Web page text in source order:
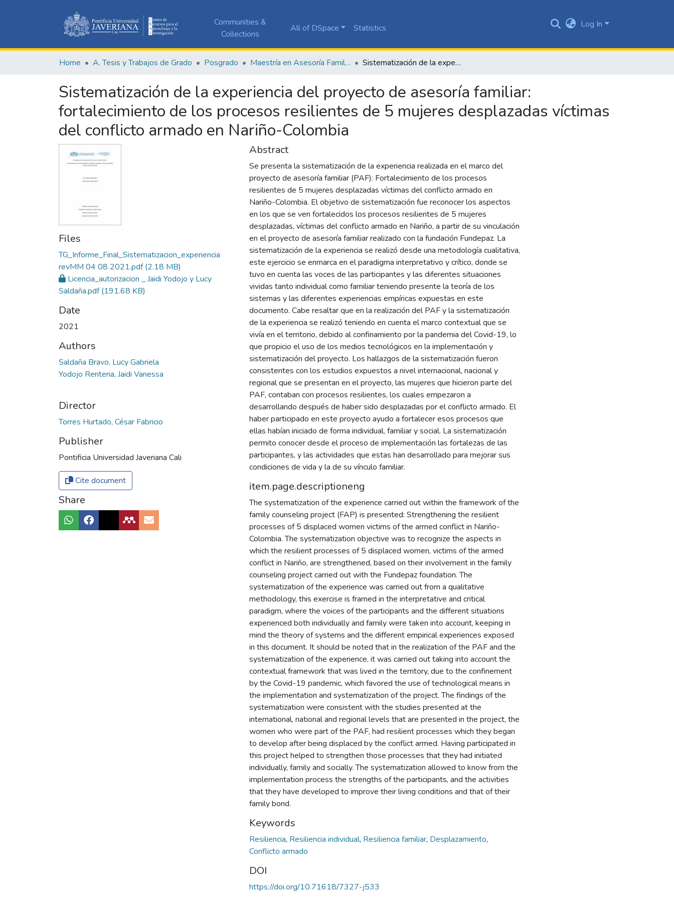
Communities &
Collections
All of DSpace Statistics Log In
Home A. Tesis y Trabajos de Grado Posgrado Maestría en Asesoría Familiar Sistematización de la experiencia del proyecto de asesoría familiar: fortalecimiento de los procesos resilientes de 5 mujeres desplazadas víctimas del conflicto armado en Nariño-Colombia
Sistematización de la experiencia del proyecto de asesoría familiar:
fortalecimiento de los procesos resilientes de 5 mujeres desplazadas víctimas
del conflicto armado en Nariño-Colombia
Files
TG_Informe_Final_Sistematizacion_experiencia
revMM 04 08 2021.pdf(2.18 MB)
Licencia_autorizacion _ Jaidi Yodojo y Lucy
Saldaña.pdf(191.68 KB)
Date
2021
Authors
Saldaña Bravo, Lucy Gabriela
Yodojo Renteria, Jaidi Vanessa
Director
Torres Hurtado, César Fabricio
Publisher
Pontificia Universidad Javeriana Cali
Cite document
Share
Abstract
Se presenta la sistematización de la experiencia realizada en el marco del
proyecto de asesoría familiar (PAF): Fortalecimiento de los procesos
resilientes de 5 mujeres desplazadas víctimas del conflicto armado en
Nariño-Colombia. El objetivo de sistematización fue reconocer los aspectos
en los que se ven fortalecidos los procesos resilientes de 5 mujeres
desplazadas, víctimas del conflicto armado en Nariño, a partir de su vinculación
en el proyecto de asesoría familiar realizado con la fundación Fundepaz. La
sistematización de la experiencia se realizó desde una metodología cualitativa,
este ejercicio se enmarca en el paradigma interpretativo y crítico, donde se
tuvo en cuenta las voces de las participantes y las diferentes situaciones
vividas tanto individual como familiar teniendo presente la teoría de los
sistemas y las diferentes experiencias empíricas expuestas en este
documento. Cabe resaltar que en la realización del PAF y la sistematización
de la experiencia se realizó teniendo en cuenta el marco contextual que se
vivía en el territorio, debido al confinamiento por la pandemia del Covid-19, lo
que propicio el uso de los medios tecnológicos en la implementación y
sistematización del proyecto. Los hallazgos de la sistematización fueron
consistentes con los estudios expuestos a nivel internacional, nacional y
regional que se presentan en el proyecto, las mujeres que hicieron parte del
PAF, contaban con procesos resilientes, los cuales empezaron a
desarrollando después de haber sido desplazadas por el conflicto armado. El
haber participado en este proyecto ayudo a fortalecer esos procesos que
ellas habían iniciado de forma individual, familiar y social. La sistematización
permito conocer desde el proceso de implementación las fortalezas de las
participantes, y las actividades que estas han desarrollado para mejorar sus
condiciones de vida y la de su vínculo familiar.
item.page.descriptioneng
The systematization of the experience carried out within the framework of the
family counseling project (FAP) is presented: Strengthening the resilient
processes of 5 displaced women victims of the armed conflict in Nariño-
Colombia. The systematization objective was to recognize the aspects in
which the resilient processes of 5 displaced women, victims of the armed
conflict in Nariño, are strengthened, based on their involvement in the family
counseling project carried out with the Fundepaz foundation. The
systematization of the experience was carried out from a qualitative
methodology, this exercise is framed in the interpretative and critical
paradigm, where the voices of the participants and the different situations
experienced both individually and family were taken into account, keeping in
mind the theory of systems and the different empirical experiences exposed
in this document. It should be noted that in the realization of the PAF and the
systematization of the experience, it was carried out taking into account the
contextual framework that was lived in the territory, due to the confinement
by the Covid-19 pandemic, which favored the use of technological means in
the implementation and systematization of the project. The findings of the
systematization were consistent with the studies presented at the
international, national and regional levels that are presented in the project, the
women who were part of the PAF, had resilient processes which they began
to develop after being displaced by the conflict armed. Having participated in
this project helped to strengthen those processes that they had initiated
individually, family and socially. The systematization allowed to know from the
implementation process the strengths of the participants, and the activities
that they have developed to improve their living conditions and that of their
family bond.
Keywords
Resiliencia, Resiliencia individual, Resiliencia familiar, Desplazamiento,
Conflicto armado
DOI
https://doi.org/10.71618/7327-j533